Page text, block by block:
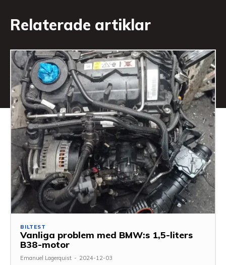
Relaterade artiklar
BILTEST
Vanliga problem med BMW:s 1,5-liters
B38-motor
Emanuel Lagerquist - 2024-12-03